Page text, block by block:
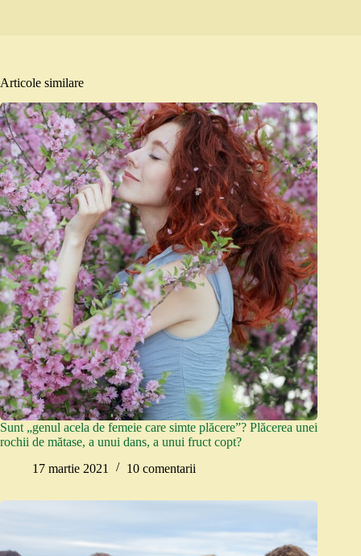
Articole similare
Sunt „genul acela de femeie care simte plăcere”? Plăcerea unei
rochii de mătase, a unui dans, a unui fruct copt?
17 martie 2021
10 comentarii